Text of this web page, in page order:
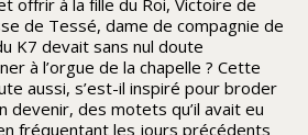
offrir à la fille du Roi, Victoire de
de Tessé, dame de compagnie de
K7 devait sans nul doute
à l’orgue de la chapelle ? Cette
aussi, s’est-il inspiré pour broder
devenir, des motets qu’il avait eu
fréquentant les jours précédents